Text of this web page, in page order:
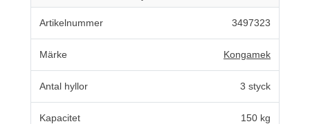
Artikelnummer 3497323
Märke Kongamek
Antal hyllor 3 styck
Kapacitet 150 kg